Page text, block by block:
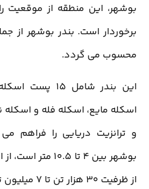
بوشهر، این منطقه از موقعیت
برخوردار است. بندر بوشهر از
محسوب می گردد.
این بندر شامل
اسکله مایع، اسکله فله و
و ترانزیت دریایی را فراهم
بوشهر بین 4 تا
از ظرفیت 30 هزار تن تا 7 میلیون تن را پذیرش نماید.